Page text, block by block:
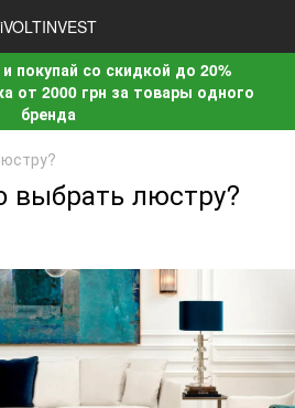
покупай со скидкой до 20%
от 2000 грн за товары одного
бренда
выбрать люстру?